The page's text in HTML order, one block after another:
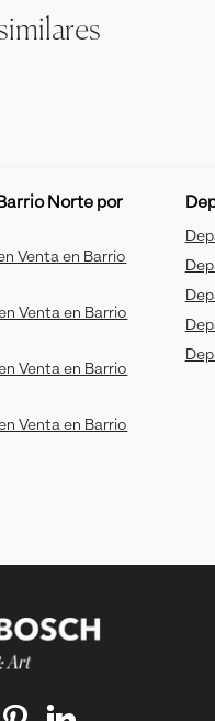
Norte por
Venta en Barrio
Venta en Barrio
Venta en Barrio
Venta en Barrio